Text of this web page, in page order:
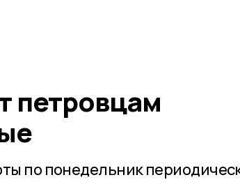
петровцам
по понедельник